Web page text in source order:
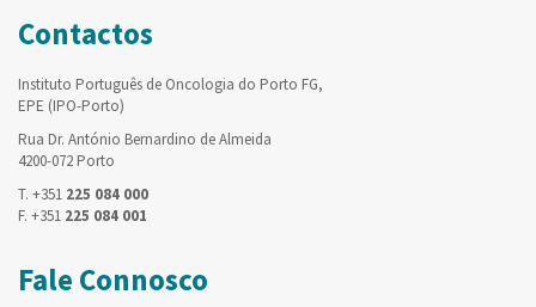
Contactos
Instituto Português de Oncologia do Porto FG,
EPE (IPO-Porto)
Rua Dr. António Bernardino de Almeida
4200-072 Porto
T. +351 225 084 000
F. +351 225 084 001
Fale Connosco